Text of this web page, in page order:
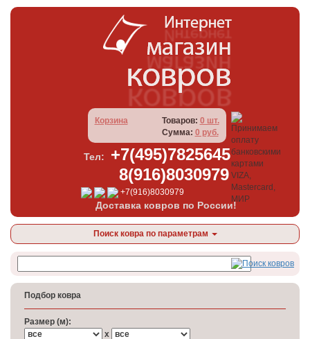
Корзина Товаров: 0 шт.
Сумма: 0 руб.
Тел:
+7(495)7825645
8(916)8030979
+7(916)8030979
Доставка ковров по России!
Поиск ковра по параметрам
Подбор ковра
Размер (м):
x